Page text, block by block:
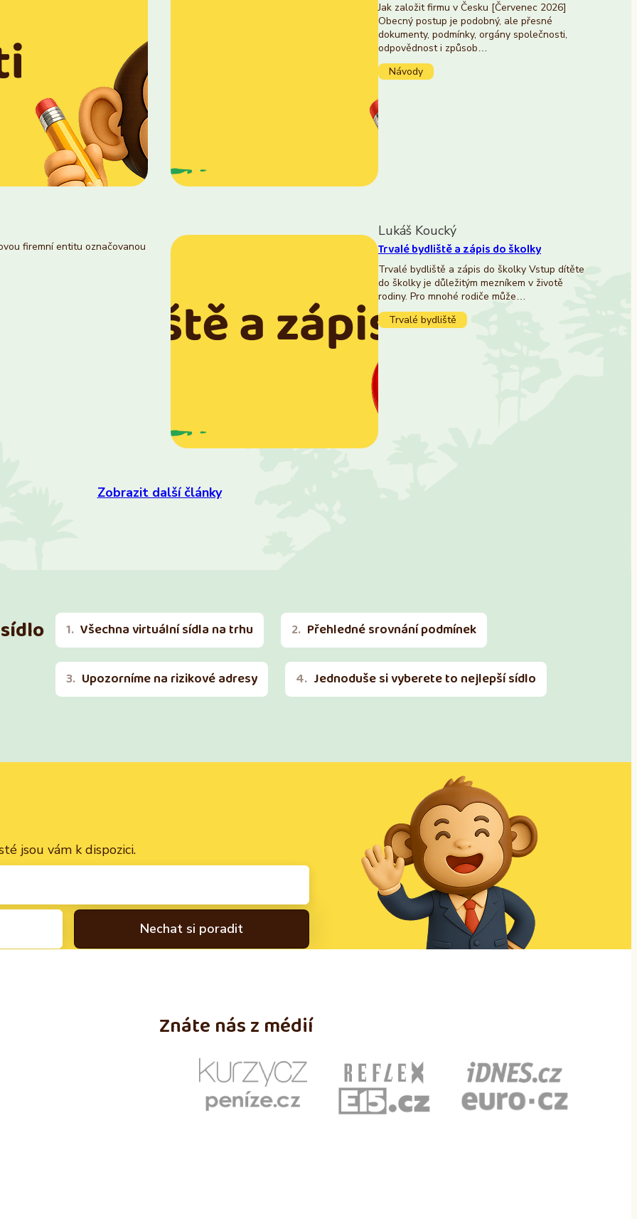
firemní entitu označovanou
Jak založit firmu v Česku [Červenec 2026]
Obecný postup je podobný, ale přesné
dokumenty, podmínky, orgány společnosti,
odpovědnost i způsob…
Návody
Lukáš Koucký
Trvalé bydliště a zápis do školky
Trvalé bydliště a zápis do školky Vstup dítěte
do školky je důležitým mezníkem v životě
rodiny. Pro mnohé rodiče může…
Trvalé bydliště
Zobrazit další články
Všechna virtuální sídla na trhu Přehledné srovnání podmínek
Upozorníme na rizikové adresy Jednoduše si vyberete to nejlepší sídlo
jsou vám k dispozici.
Znáte nás z médií